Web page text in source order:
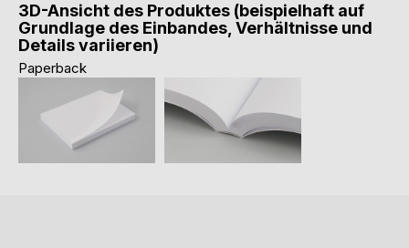
3D-Ansicht des Produktes (beispielhaft auf
Grundlage des Einbandes, Verhältnisse und
Details variieren)
Paperback